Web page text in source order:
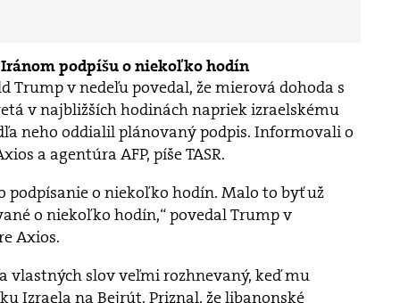
podpíšu o niekoľko hodín
Trump v nedeľu povedal, že mierová dohoda s
v najbližších hodinách napriek izraelskému
neho oddialil plánovaný podpis. Informovali o
a agentúra AFP, píše TASR.
podpísanie o niekoľko hodín. Malo to byť už
o niekoľko hodín,“ povedal Trump v
Axios.
vlastných slov veľmi rozhnevaný, keď mu
Izraela na Bejrút. Priznal, že libanonské